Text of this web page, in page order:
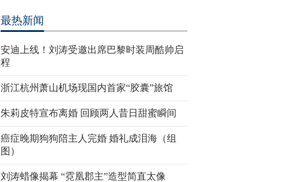
最热新闻
安迪上线！刘涛受邀出席巴黎时装周酷帅启
程
浙江杭州萧山机场现国内首家“胶囊”旅馆
朱莉皮特宣布离婚 回顾两人昔日甜蜜瞬间
癌症晚期狗狗陪主人完婚 婚礼成泪海（组
图）
刘涛蜡像揭幕 “霓凰郡主”造型简直太像